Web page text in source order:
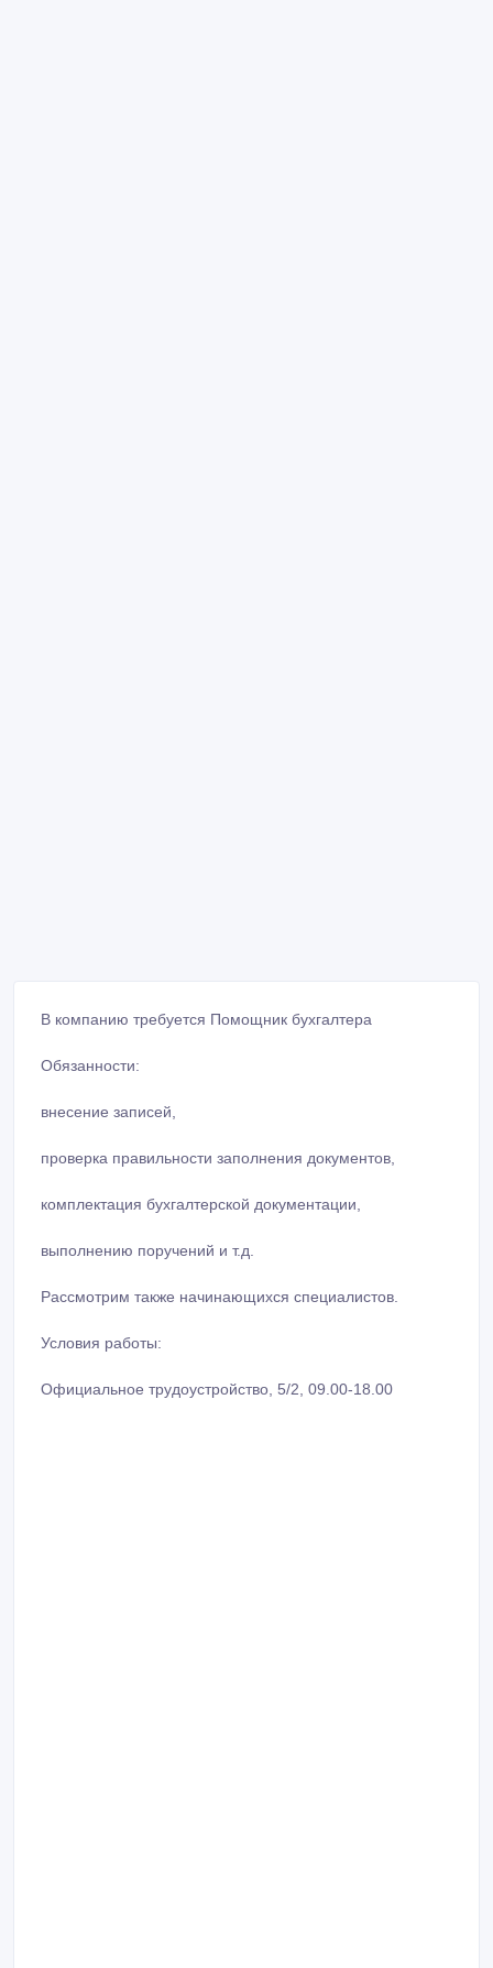
В компанию требуется Помощник бухгалтера
Обязанности:
внесение записей,
проверка правильности заполнения документов,
комплектация бухгалтерской документации,
выполнению поручений и т.д.
Рассмотрим также начинающихся специалистов.
Условия работы:
Официальное трудоустройство, 5/2, 09.00-18.00